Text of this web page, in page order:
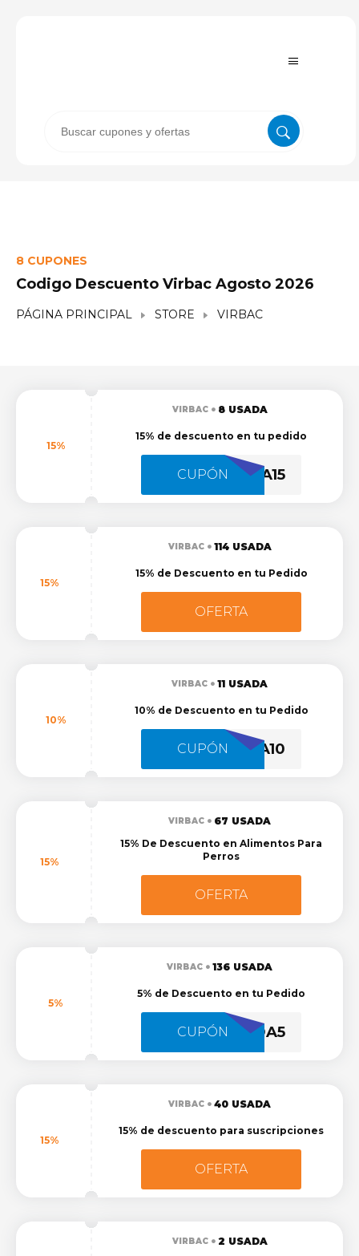
8 CUPONES
Codigo Descuento Virbac Agosto 2026
PÁGINA PRINCIPAL STORE VIRBAC
15%
VIRBAC 8 USADA
15% de descuento en tu pedido
CUPÓN
TECKELDANNA15
15%
VIRBAC 114 USADA
15% de Descuento en tu Pedido
OFERTA
10%
VIRBAC 11 USADA
10% de Descuento en tu Pedido
CUPÓNSALIDA10
15%
VIRBAC
67 USADA
15% De Descuento en Alimentos Para
Perros
OFERTA
5%
VIRBAC 136 USADA
5% de Descuento en tu Pedido
CUPÓNSALIDA5
15%
VIRBAC 40 USADA
15% de descuento para suscripciones
OFERTA
VIRBAC
2 USADA